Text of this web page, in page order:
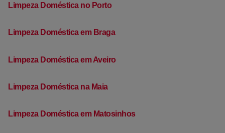
Limpeza Doméstica no Porto
Limpeza Doméstica em Braga
Limpeza Doméstica em Aveiro
Limpeza Doméstica na Maia
Limpeza Doméstica em Matosinhos